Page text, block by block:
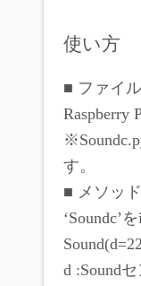
使い方
■ ファイ
Raspberry
す。
■ メソッド
‘Soundc’
d :Sound